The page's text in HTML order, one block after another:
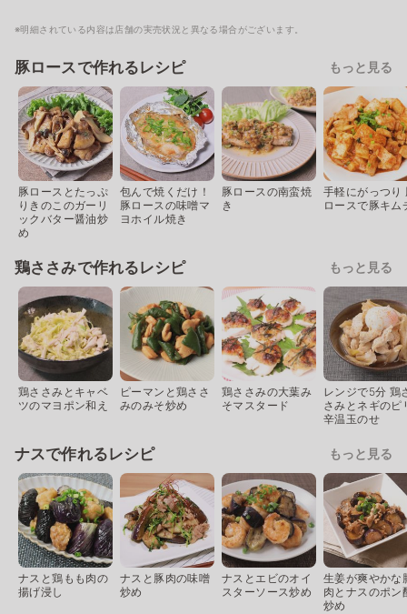
※明細されている内容は店舗の実売状況と異なる場合がございます。
豚ロースで作れるレシピ もっと見る
豚ロースとたっぷ
りきのこのガーリ
ックバター醤油炒
め
包んで焼くだけ！
豚ロースの味噌マ
ヨホイル焼き
豚ロースの南蛮焼
き
手軽にがっつり
ロースで豚キム
鶏ささみで作れるレシピ もっと見る
鶏ささみとキャベ
ツのマヨポン和え
ピーマンと鶏ささ
みのみそ炒め
鶏ささみの大葉み
そマスタード
レンジで5分 鶏
さみとネギのピ
辛温玉のせ
ナスで作れるレシピ もっと見る
ナスと鶏もも肉の
揚げ浸し
ナスと豚肉の味噌
炒め
ナスとエビのオイ
スターソース炒め
生姜が爽やかな
肉とナスのポン
炒め